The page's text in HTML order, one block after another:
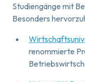
Studiengänge mit
Besonders
renommierte